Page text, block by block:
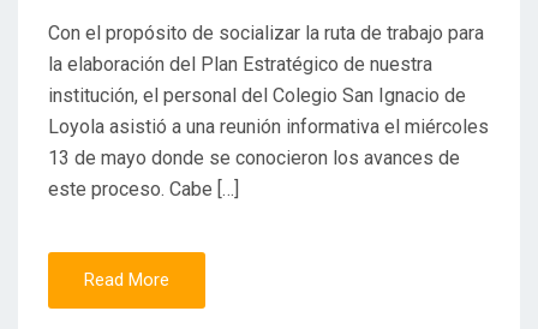
Con el propósito de socializar la ruta de trabajo para
la elaboración del Plan Estratégico de nuestra
institución, el personal del Colegio San Ignacio de
Loyola asistió a una reunión informativa el miércoles
13 de mayo donde se conocieron los avances de
este proceso. Cabe […]
Read More